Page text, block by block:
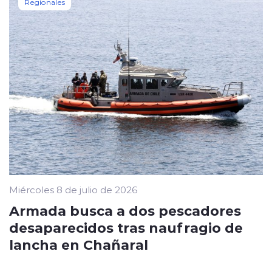
Miércoles 8 de julio de 2026
Armada busca a dos pescadores
desaparecidos tras naufragio de
lancha en Chañaral